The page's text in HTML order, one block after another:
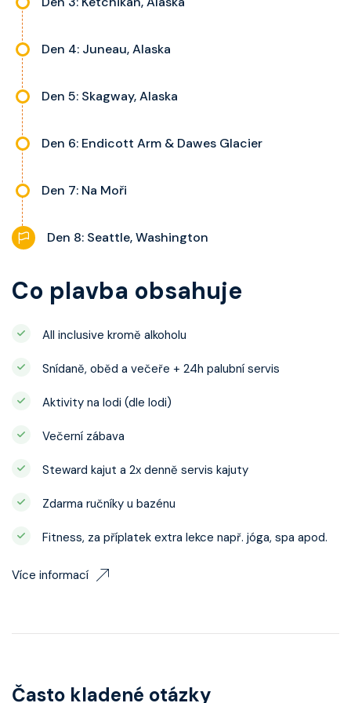
Den 4: Juneau, Alaska
Den 5: Skagway, Alaska
Den 6: Endicott Arm & Dawes Glacier
Den 7: Na Moři
Den 8: Seattle, Washington
Co plavba obsahuje
All inclusive kromě alkoholu
Snídaně, oběd a večeře + 24h palubní servis
Aktivity na lodi (dle lodi)
Večerní zábava
Steward kajut a 2x denně servis kajuty
Zdarma ručníky u bazénu
Fitness, za příplatek extra lekce např. jóga, spa apod.
Více informací
Často kladené otázky